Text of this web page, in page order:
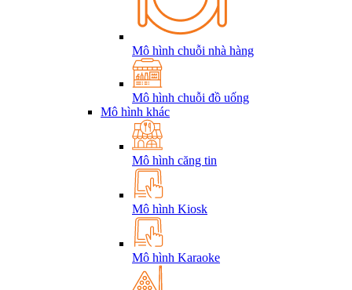
Mô hình chuỗi nhà hàng
Mô hình chuỗi đồ uống
Mô hình khác
Mô hình căng tin
Mô hình Kiosk
Mô hình Karaoke